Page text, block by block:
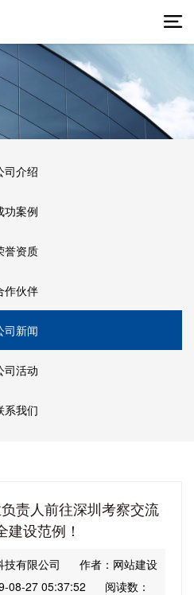
司介绍
功案例
誉资质
作伙伴
司新闻
司活动
系我们
责人前往深圳考察交流
建设范例！
有限公司
作者：网站建设
08-27 05:37:52
阅读数：